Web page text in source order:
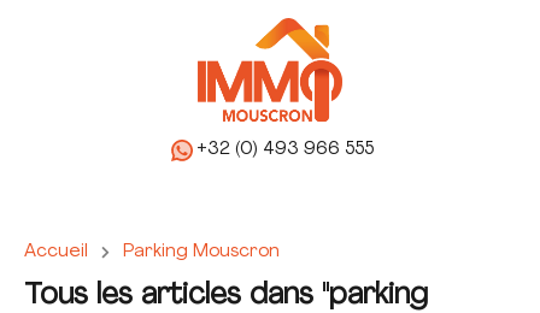
+32 (0) 493 966 555
Accueil Parking Mouscron
Tous les articles dans "parking